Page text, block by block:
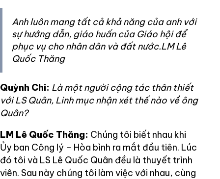
Anh luôn mang tất cả khả năng của anh với
sự hướng dẫn, giáo huấn của Giáo hội để
phục vụ cho nhân dân và đất nước.LM Lê
Quốc Thăng
Quỳnh Chi: Là một người cộng tác thân thiết
với LS Quân, Linh mục nhận xét thế nào về ông
Quân?
LM Lê Quốc Thăng: Chúng tôi biết nhau khi
Ủy ban Công lý – Hòa bình ra mắt đầu tiên. Lúc
đó tôi và LS Lê Quốc Quân đều là thuyết trình
viên. Sau này chúng tôi làm việc với nhau, cùng